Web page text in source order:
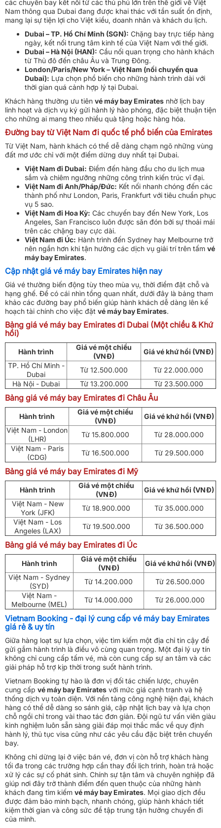
các chuyến bay kết nối từ các thủ phủ lớn trên thế giới về Việt
Nam thông qua Dubai đang được khai thác với tần suất ổn định,
mang lại sự tiện lợi cho Việt kiều, doanh nhân và khách du lịch.
Dubai – TP. Hồ Chí Minh (SGN): Chặng bay trực tiếp hàng
ngày, kết nối trung tâm kinh tế của Việt Nam với thế giới.
Dubai – Hà Nội (HAN): Cầu nối quan trọng cho hành khách
từ Thủ đô đến châu Âu và Trung Đông.
London/Paris/New York – Việt Nam (nối chuyến qua
Dubai): Lựa chọn phổ biến cho những hành trình dài với
thời gian quá cảnh hợp lý tại Dubai.
Khách hàng thường ưu tiên vé máy bay Emirates nhờ lịch bay
linh hoạt và dịch vụ ký gửi hành lý hào phóng, đặc biệt thuận tiện
cho những ai mang theo nhiều quà tặng hoặc hàng hóa.
Đường bay từ Việt Nam đi quốc tế phổ biến của Emirates
Từ Việt Nam, hành khách có thể dễ dàng chạm ngõ những vùng
đất mơ ước chỉ với một điểm dừng duy nhất tại Dubai.
Việt Nam đi Dubai: Điểm đến hàng đầu cho du lịch mua
sắm và chiêm ngưỡng những công trình kiến trúc vĩ đại.
Việt Nam đi Anh/Pháp/Đức: Kết nối nhanh chóng đến các
thành phố như London, Paris, Frankfurt với tiêu chuẩn phục
vụ 5 sao.
Việt Nam đi Hoa Kỳ: Các chuyến bay đến New York, Los
Angeles, San Francisco luôn được săn đón bởi sự thoải mái
trên các chặng bay cực dài.
Việt Nam đi Úc: Hành trình đến Sydney hay Melbourne trở
nên ngắn hơn khi tận hưởng các dịch vụ giải trí trên tấm vé
máy bay Emirates.
Cập nhật giá vé máy bay Emirates hiện nay
Giá vé thường biến động tùy theo mùa vụ, thời điểm đặt chỗ và
hạng ghế. Để có cái nhìn tổng quan nhất, dưới đây là bảng tham
khảo các đường bay phổ biến giúp hành khách dễ dàng lên kế
hoạch tài chính cho việc đặt vé máy bay Emirates.
Bảng giá vé máy bay Emirates đi Dubai (Một chiều & Khứ
hồi)
Hành trình
Giá vé một chiều
(VNĐ)
Giá vé khứ hồi (VNĐ)
TP. Hồ Chí Minh -
Dubai
Từ 12.500.000
Từ 22.000.000
Hà Nội - Dubai
Từ 13.200.000 Từ 23.500.000
Bảng giá vé máy bay Emirates đi Châu Âu
Hành trình
Giá vé một chiều
(VNĐ)
Giá vé khứ hồi (VNĐ)
Việt Nam - London
(LHR)
Từ 15.800.000
Từ 28.000.000
Việt Nam - Paris
(CDG)
Từ 16.500.000 Từ 29.500.000
Bảng giá vé máy bay Emirates đi Mỹ
Hành trình
Giá vé một chiều
(VNĐ)
Giá vé khứ hồi (VNĐ)
Việt Nam - New
York (JFK)
Từ 18.900.000
Từ 35.000.000
Việt Nam - Los
Angeles (LAX)
Từ 19.500.000 Từ 36.500.000
Bảng giá vé máy bay Emirates đi Úc
Hành trình
Giá vé một chiều
(VNĐ)
Giá vé khứ hồi (VNĐ)
Việt Nam - Sydney
(SYD)
Từ 14.200.000
Từ 26.500.000
Việt Nam -
Melbourne (MEL)
Từ 14.000.000 Từ 26.000.000
Vietnam Booking - đại lý cung cấp vé máy bay Emirates
giá rẻ & uy tín
Giữa hàng loạt sự lựa chọn, việc tìm kiếm một địa chỉ tin cậy để
gửi gắm hành trình là điều vô cùng quan trọng. Một đại lý uy tín
không chỉ cung cấp tấm vé, mà còn cung cấp sự an tâm và các
giải pháp hỗ trợ kịp thời trong suốt hành trình.
Vietnam Booking tự hào là đơn vị đối tác chiến lược, chuyên
cung cấp vé máy bay Emirates với mức giá cạnh tranh và hệ
thống dịch vụ toàn diện. Với nền tảng công nghệ hiện đại, khách
hàng có thể dễ dàng so sánh giá, cập nhật lịch bay và lựa chọn
chỗ ngồi chỉ trong vài thao tác đơn giản. Đội ngũ tư vấn viên giàu
kinh nghiệm luôn sẵn sàng giải đáp mọi thắc mắc về quy định
hành lý, thủ tục visa cũng như các yêu cầu đặc biệt trên chuyến
bay.
Không chỉ dừng lại ở việc bán vé, đơn vị còn hỗ trợ khách hàng
tối đa trong các trường hợp cần thay đổi lịch trình, hoàn trả hoặc
xử lý các sự cố phát sinh. Chính sự tận tâm và chuyên nghiệp đã
giúp nơi đây trở thành điểm đến quen thuộc của những hành
khách đang tìm kiếm vé máy bay Emirates. Mọi giao dịch đều
được đảm bảo minh bạch, nhanh chóng, giúp hành khách tiết
kiệm thời gian và công sức để tập trung tận hưởng chuyến đi
của mình.